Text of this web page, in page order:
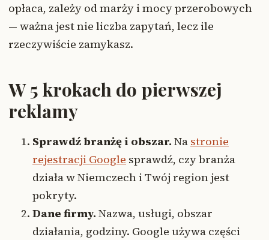
opłaca, zależy od marży i mocy przerobowych
— ważna jest nie liczba zapytań, lecz ile
rzeczywiście zamykasz.
W 5 krokach do pierwszej
reklamy
Sprawdź branżę i obszar. Na stronie
rejestracji Google sprawdź, czy branża
działa w Niemczech i Twój region jest
pokryty.
Dane firmy. Nazwa, usługi, obszar
działania, godziny. Google używa części